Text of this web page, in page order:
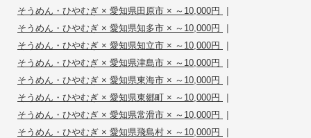
そうめん・ひやむぎ × 愛知県田原市 × ～10,000円 |
そうめん・ひやむぎ × 愛知県知多市 × ～10,000円 |
そうめん・ひやむぎ × 愛知県知立市 × ～10,000円 |
そうめん・ひやむぎ × 愛知県津島市 × ～10,000円 |
そうめん・ひやむぎ × 愛知県東海市 × ～10,000円 |
そうめん・ひやむぎ × 愛知県東郷町 × ～10,000円 |
そうめん・ひやむぎ × 愛知県常滑市 × ～10,000円 |
そうめん・ひやむぎ × 愛知県飛島村 × ～10,000円 |